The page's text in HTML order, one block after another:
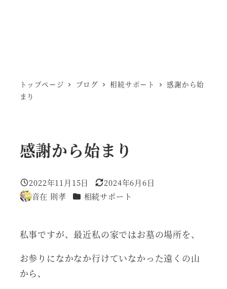
トップページ ブログ 相続サポート
感謝から始
まり
感謝から始まり
投稿日
2022年11月15日
更新日
2024年6月6日
著
音在 則孝 カテゴリー
相続サポート
私事ですが、最近私の家ではお墓の場所を、
お参りになかなか行けていなかった遠くの山
から、